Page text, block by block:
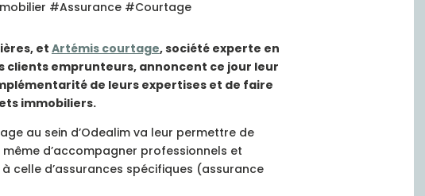
#Assurance #Courtage
et Artémis courtage, société experte en
clients emprunteurs, annoncent ce jour leur
de leurs expertises et de faire
immobiliers.
au sein d’Odealim va leur permettre de
d’accompagner professionnels et
celle d’assurances spécifiques (assurance